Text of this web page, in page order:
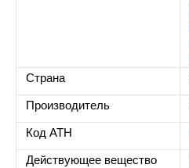
Страна
Производитель
Код ATH
Действующее вещество